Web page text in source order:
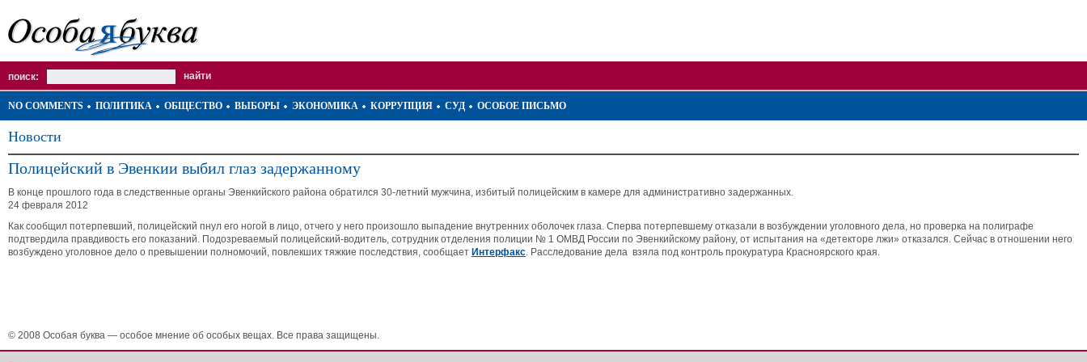
поиск:
NO COMMENTS ПОЛИТИКА ОБЩЕСТВО ВЫБОРЫ ЭКОНОМИКА КОРРУПЦИЯ СУД ОСОБОЕ ПИСЬМО
Новости
Полицейский в Эвенкии выбил глаз задержанному
В конце прошлого года в следственные органы Эвенкийского района обратился 30-летний мужчина, избитый полицейским в камере для административно задержанных.
24 февраля 2012
Как сообщил потерпевший, полицейский пнул его ногой в лицо, отчего у него произошло выпадение внутренних оболочек глаза. Сперва потерпевшему отказали в возбуждении уголовного дела, но проверка на полиграфе
подтвердила правдивость его показаний. Подозреваемый полицейский-водитель, сотрудник отделения полиции № 1 ОМВД России по Эвенкийскому району, от испытания на «детекторе лжи» отказался. Сейчас в отношении него
возбуждено уголовное дело о превышении полномочий, повлекших тяжкие последствия, сообщает Интерфакс. Расследование дела взяла под контроль прокуратура Красноярского края.
© 2008 Особая буква — особое мнение об особых вещах. Все права защищены.